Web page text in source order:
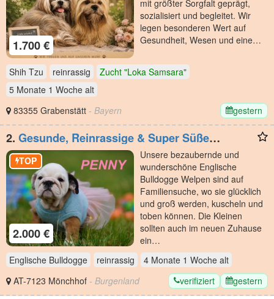
1.700 €
mit größter Sorgfalt geprägt,
sozialisiert und begleitet. Wir
legen besonderen Wert auf
Gesundheit, Wesen und eine…
Shih Tzu reinrassig
Zucht "Loka Samsara"
5 Monate 1 Woche alt
83355 Grabenstätt - Bayern gestern
2. Gesunde, Reinrassige & Super Süße
Englische Bulldogge Welpen
2.000 €
TOP
Unsere bezaubernde und
wunderschöne Englische
Bulldogge Welpen sind auf
Familiensuche, wo sie glücklich
und groß werden, kuscheln und
toben können. Die Kleinen
sollten auch im neuen Zuhause
ein…
Englische Bulldogge
reinrassig 4 Monate 1 Woche alt
AT-7123 Mönchhof - Burgenland verifiziert gestern